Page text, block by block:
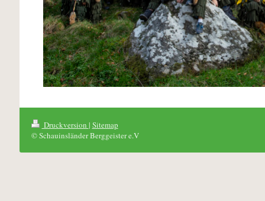
Druckversion | Sitemap
© Schauinsländer Berggeister e.V